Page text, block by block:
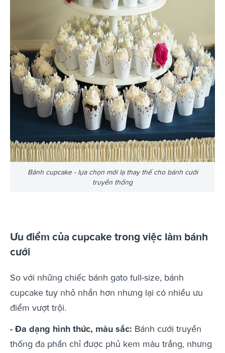
Bánh cupcake - lựa chọn mới lạ thay thế cho bánh cưới
truyền thống
Ưu điểm của cupcake trong việc làm bánh
cưới
So với những chiếc bánh gato full-size, bánh
cupcake tuy nhỏ nhắn hơn nhưng lại có nhiều ưu
điểm vượt trội.
- Đa dạng hình thức, màu sắc: Bánh cưới truyền
thống đa phần chỉ được phủ kem màu trắng, nhưng